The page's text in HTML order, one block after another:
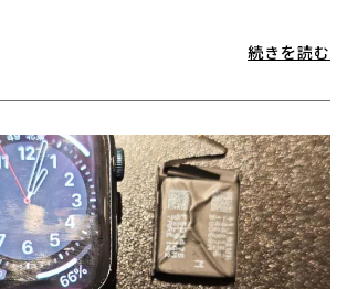
続きを読む